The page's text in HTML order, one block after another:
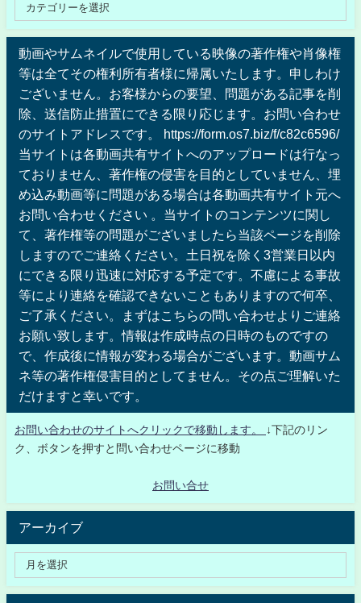
動画やサムネイルで使用している映像の著作権や肖像権
等は全てその権利所有者様に帰属いたします。申しわけ
ございません。お客様からの要望、問題がある記事を削
除、送信防止措置にできる限り応じます。お問い合わせ
のサイトアドレスです。 https://form.os7.biz/f/c82c6596/
当サイトは各動画共有サイトへのアップロードは行なっ
ておりません、著作権の侵害を目的としていません、埋
め込み動画等に問題がある場合は各動画共有サイト元へ
お問い合わせください 。当サイトのコンテンツに関し
て、著作権等の問題がございましたら当該ページを削除
しますのでご連絡ください。土日祝を除く3営業日以内
にできる限り迅速に対応する予定です。不慮による事故
等により連絡を確認できないこともありますので何卒、
ご了承ください。まずはこちらの問い合わせよりご連絡
お願い致します。情報は作成時点の日時のものですの
で、作成後に情報が変わる場合がございます。動画サム
ネ等の著作権侵害目的としてません。その点ご理解いた
だけますと幸いです。
お問い合わせのサイトへクリックで移動します。
↓下記のリン
ク、ボタンを押すと問い合わせページに移動
お問い合せ
アーカイブ